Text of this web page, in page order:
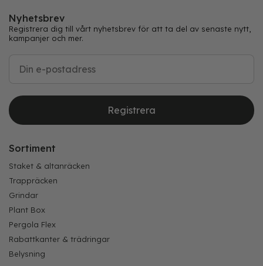
Nyhetsbrev
Registrera dig till vårt nyhetsbrev för att ta del av senaste nytt,
kampanjer och mer.
Registrera
Sortiment
Staket & altanräcken
Trappräcken
Grindar
Plant Box
Pergola Flex
Rabattkanter & trädringar
Belysning